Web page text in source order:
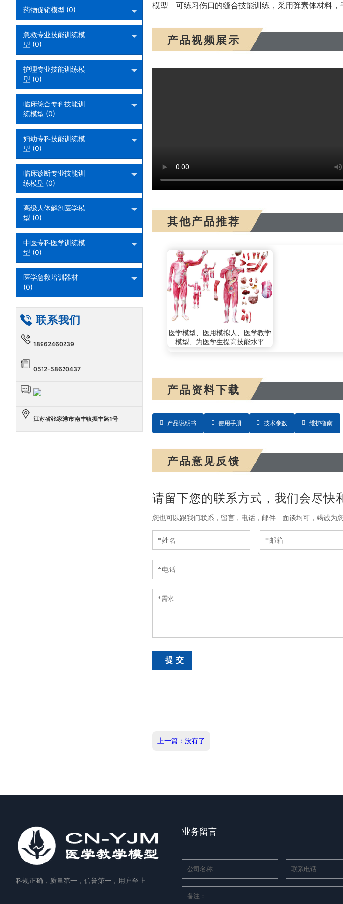
模型，可练习伤口的缝合技能训练，采用弹素体材料，
产品视频展示
其他产品推荐
医学模型、医用模拟人、医学教学
模型、为医学生提高技能水平
产品资料下载
产品说明书 使用手册 技术参数 维护指南
产品意见反馈
请留下您的联系方式，我们会尽快
您也可以跟我们联系，留言，电话，邮件，面谈均可，竭诚为
上一篇：没有了
药物促销模型 (0)
急救专业技能训练模
型 (0)
护理专业技能训练模
型 (0)
临床综合专科技能训
练模型 (0)
妇幼专科技能训练模
型 (0)
临床诊断专业技能训
练模型 (0)
高级人体解剖医学模
型 (0)
中医专科医学训练模
型 (0)
医学急救培训器材
(0)
联系我们
18962460239
0512-58620437
江苏省张家港市南丰镇振丰路1号
科规正确，质量第一，信誉第一，用户至上
业务留言